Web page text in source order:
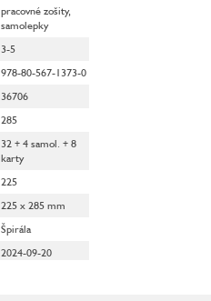
pracovné zošity,
samolepky
3-5
978-80-567-1373-0
36706
285
32 + 4 samol. + 8
karty
225
225 x 285 mm
Špirála
2024-09-20